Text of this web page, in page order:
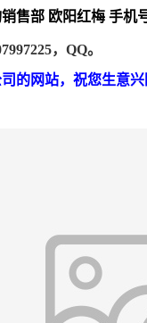
售部 欧阳红梅 手机
，QQ。
的网站，祝您生意兴